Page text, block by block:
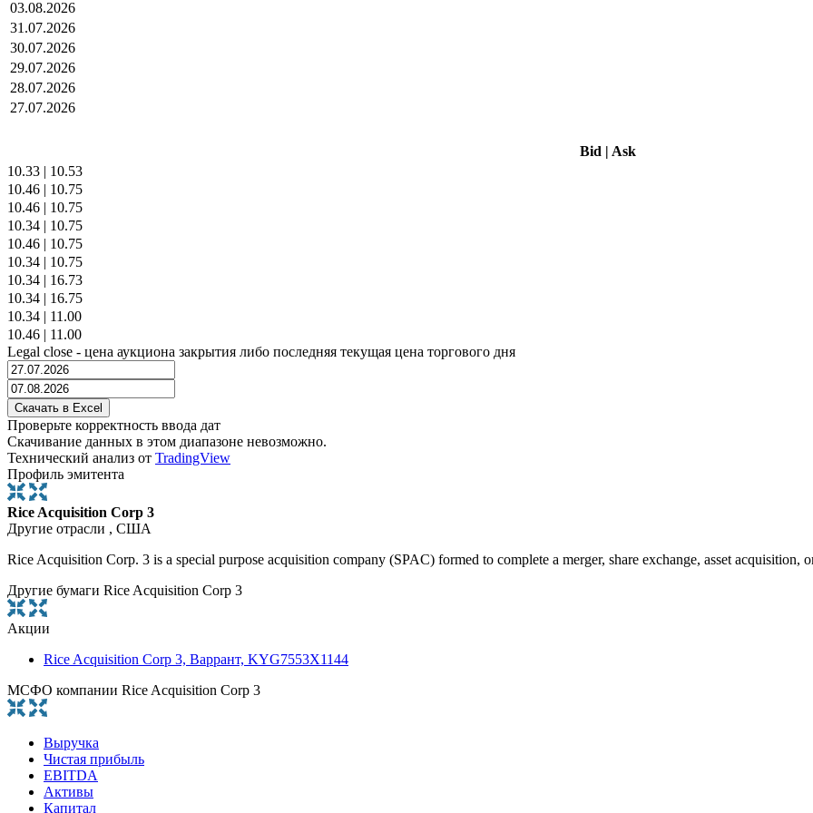
03.08.2026
31.07.2026
30.07.2026
29.07.2026
28.07.2026
27.07.2026
Bid | Ask
10.33 | 10.53
10.46 | 10.75
10.46 | 10.75
10.34 | 10.75
10.46 | 10.75
10.34 | 10.75
10.34 | 16.73
10.34 | 16.75
10.34 | 11.00
10.46 | 11.00
Legal close - цена аукциона закрытия либо последняя текущая цена торгового дня
Проверьте корректность ввода дат
Скачивание данных в этом диапазоне невозможно.
Технический анализ от TradingView
Профиль эмитента
Rice Acquisition Corp 3
Другие отрасли , США
Rice Acquisition Corp. 3 is a special purpose acquisition company (SPAC) formed to complete a merger, share exchange, asset acquisition,
Другие бумаги Rice Acquisition Corp 3
Акции
Rice Acquisition Corp 3, Варрант, KYG7553X1144
МСФО компании Rice Acquisition Corp 3
Выручка
Чистая прибыль
EBITDA
Активы
Капитал